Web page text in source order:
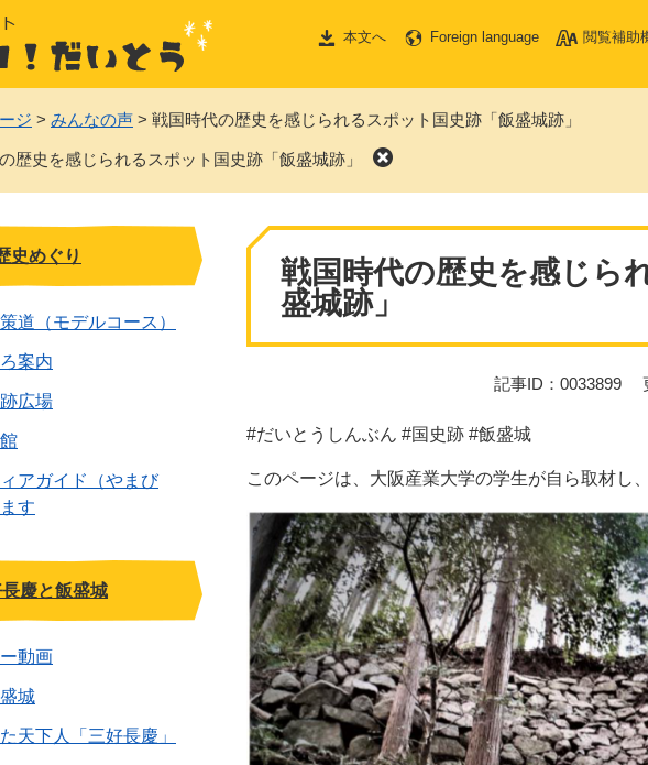
本文へ Foreign language 閲覧補助
ジ > みんなの声 > 戦国時代の歴史を感じられるスポット国史跡「飯盛城跡」
歴史を感じられるスポット国史跡「飯盛城跡」
本
戦国時代の歴史を感じら
盛城跡」
記事ID：0033899
#だいとうしんぶん #国史跡 #飯盛城
このページは、大阪産業大学の学生が自ら取材し
史めぐり
道（モデルコース）
案内
広場
アガイド（やまび
す
慶と飯盛城
動画
城
天下人「三好長慶」